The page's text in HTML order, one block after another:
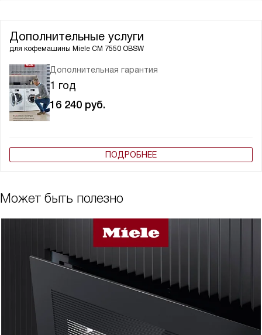
Дополнительные услуги
для кофемашины Miele CM 7550 OBSW
Дополнительная гарантия
1 год
16 240 руб.
ПОДРОБНЕЕ
Может быть полезно